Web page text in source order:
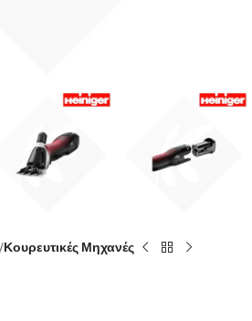
Κουρευτικές Μηχανές